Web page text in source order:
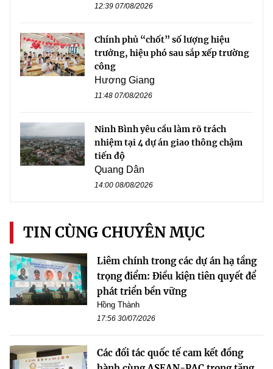
12:39 07/08/2026
Chính phủ “chốt” số lượng hiệu
trưởng, hiệu phó sau sắp xếp trường
công
Hương Giang
11:48 07/08/2026
Ninh Bình yêu cầu làm rõ trách
nhiệm tại 4 dự án giao thông chậm
tiến độ
Quang Dân
14:00 08/08/2026
TIN CÙNG CHUYÊN MỤC
Liêm chính trong các dự án hạ tầng
trọng điểm: Điều kiện tiên quyết để
phát triển bền vững
Hồng Thành
17:56 30/07/2026
Các đối tác quốc tế cam kết đồng